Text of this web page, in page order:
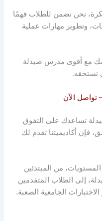
نحن نضمن للطلاب فهمًا
وتطوير مهارات عملية
مع أقوى مدرس صيدلة
تستحقه.
تواصل الآن
تساعدك على التفوق
فإن أكاديميتنا تقدم لك
من المبتدئين
إلى الطلاب المتقدمين
الجامعية الصعبة.